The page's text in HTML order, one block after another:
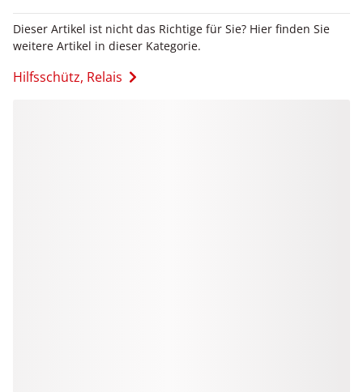
Dieser Artikel ist nicht das Richtige für Sie? Hier finden Sie
weitere Artikel in dieser Kategorie.
Hilfsschütz, Relais